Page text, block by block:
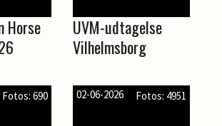
Horse
UVM-udtagelse
Vilhelmsborg
Fotos: 690 02-06-2026 Fotos: 4951